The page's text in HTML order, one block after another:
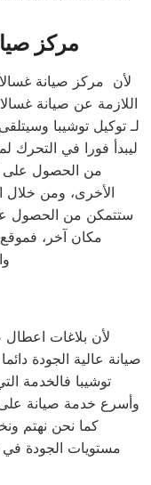
مركز
لأن مركز صيانة
اللازمة عن صيانة
لـ توكيل توشيبا
ليبدأ فورا في التحرك
من الحصول على
الأخرى، ومن خلال
ستتمكن من الحصول
مكان آخر،
لأن بلاغات
صيانة عالية الجودة
توشيبا فالخدمة
وأسرع خدمة صيانة
كما نحن نهتم
مستويات الجودة